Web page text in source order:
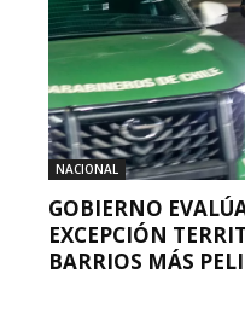
NACIONAL
GOBIERNO
EXCEPCIÓN
BARRIOS MÁS